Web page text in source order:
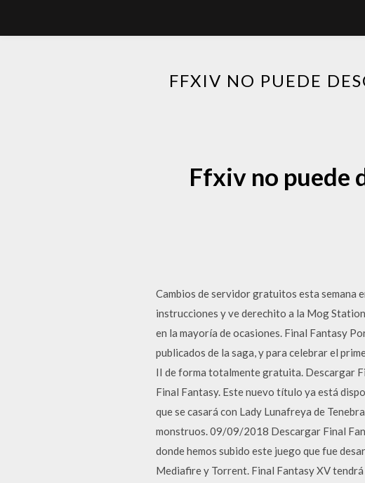
FFXIV NO PUEDE
Ffxiv no puede
Cambios de servidor gratuitos esta semana
instrucciones y ve derechito a la Mog
en la mayoría de ocasiones. Final Fantasy
publicados de la saga, y para celebrar el
II de forma totalmente gratuita. Descargar
Final Fantasy. Este nuevo título ya está
que se casará con Lady Lunafreya de
monstruos. 09/09/2018 Descargar Final
donde hemos subido este juego que fue
Mediafire y Torrent. Final Fantasy XV